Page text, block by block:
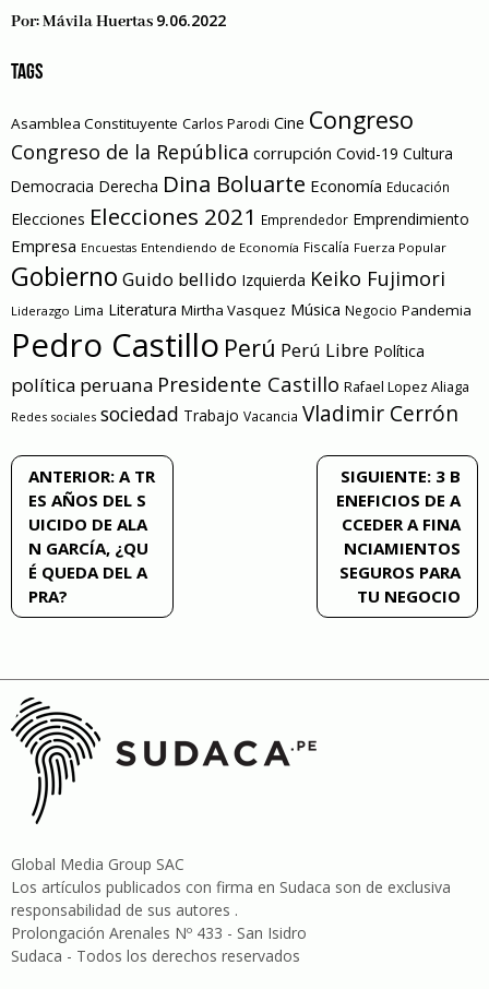
Por:Mávila Huertas 9.06.2022
TAGS
Asamblea Constituyente Carlos Parodi Cine Congreso
Congreso de la República corrupción Covid-19 Cultura
Democracia Derecha Dina Boluarte Economía Educación
Elecciones Elecciones 2021 Emprendedor Emprendimiento
Empresa Encuestas Entendiendo de Economía Fiscalía Fuerza Popular
Gobierno Guido bellido Izquierda Keiko Fujimori
Liderazgo Lima Literatura Mirtha Vasquez Música Negocio Pandemia
Pedro Castillo Perú Perú Libre Política
política peruana Presidente Castillo Rafael Lopez Aliaga
Redes sociales sociedad Trabajo Vacancia Vladimir Cerrón
Navegación
de
entradas
ANTERIOR: A TR
ES AÑOS DEL S
UICIDO DE ALA
N GARCÍA, ¿QU
É QUEDA DEL A
PRA?
SIGUIENTE: 3 B
ENEFICIOS DE A
CCEDER A FINA
NCIAMIENTOS
SEGUROS PARA
TU NEGOCIO
Global Media Group SAC
Los artículos publicados con firma en Sudaca son de exclusiva
responsabilidad de sus autores .
Prolongación Arenales Nº 433 - San Isidro
Sudaca - Todos los derechos reservados